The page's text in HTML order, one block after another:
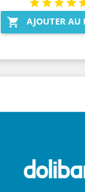
 AJOUTER AU